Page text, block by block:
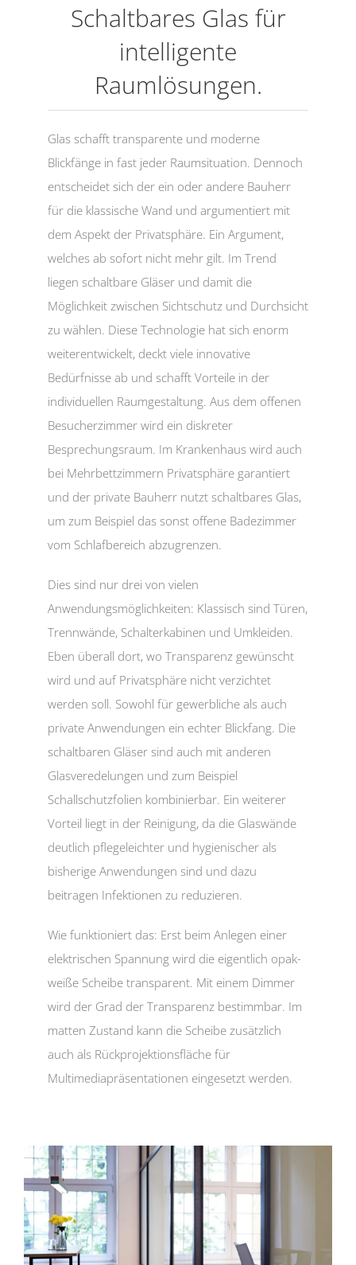
Schaltbares Glas für
intelligente
Raumlösungen.
Glas schafft transparente und moderne
Blickfänge in fast jeder Raumsituation. Dennoch
entscheidet sich der ein oder andere Bauherr
für die klassische Wand und argumentiert mit
dem Aspekt der Privatsphäre. Ein Argument,
welches ab sofort nicht mehr gilt. Im Trend
liegen schaltbare Gläser und damit die
Möglichkeit zwischen Sichtschutz und Durchsicht
zu wählen. Diese Technologie hat sich enorm
weiterentwickelt, deckt viele innovative
Bedürfnisse ab und schafft Vorteile in der
individuellen Raumgestaltung. Aus dem offenen
Besucherzimmer wird ein diskreter
Besprechungsraum. Im Krankenhaus wird auch
bei Mehrbettzimmern Privatsphäre garantiert
und der private Bauherr nutzt schaltbares Glas,
um zum Beispiel das sonst offene Badezimmer
vom Schlafbereich abzugrenzen.
Dies sind nur drei von vielen
Anwendungsmöglichkeiten: Klassisch sind Türen,
Trennwände, Schalterkabinen und Umkleiden.
Eben überall dort, wo Transparenz gewünscht
wird und auf Privatsphäre nicht verzichtet
werden soll. Sowohl für gewerbliche als auch
private Anwendungen ein echter Blickfang. Die
schaltbaren Gläser sind auch mit anderen
Glasveredelungen und zum Beispiel
Schallschutzfolien kombinierbar. Ein weiterer
Vorteil liegt in der Reinigung, da die Glaswände
deutlich pflegeleichter und hygienischer als
bisherige Anwendungen sind und dazu
beitragen Infektionen zu reduzieren.
Wie funktioniert das: Erst beim Anlegen einer
elektrischen Spannung wird die eigentlich opak-
weiße Scheibe transparent. Mit einem Dimmer
wird der Grad der Transparenz bestimmbar. Im
matten Zustand kann die Scheibe zusätzlich
auch als Rückprojektionsfläche für
Multimediapräsentationen eingesetzt werden.